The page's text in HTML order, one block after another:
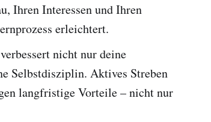
Ihren Interessen und Ihren
erleichtert.
nicht nur deine
Selbstdisziplin. Aktives Streben
langfristige Vorteile – nicht nur